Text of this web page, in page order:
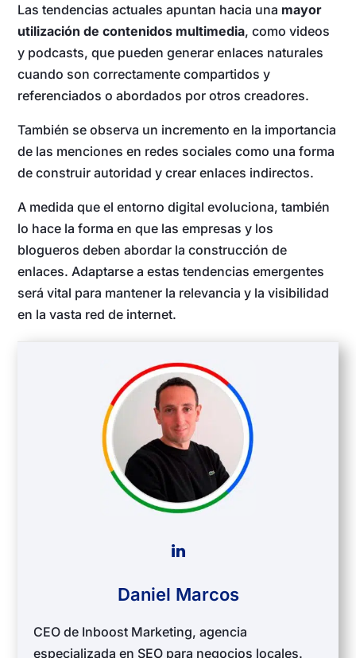
Las tendencias actuales apuntan hacia una mayor
utilización de contenidos multimedia, como videos
y podcasts, que pueden generar enlaces naturales
cuando son correctamente compartidos y
referenciados o abordados por otros creadores.
También se observa un incremento en la importancia
de las menciones en redes sociales como una forma
de construir autoridad y crear enlaces indirectos.
A medida que el entorno digital evoluciona, también
lo hace la forma en que las empresas y los
blogueros deben abordar la construcción de
enlaces. Adaptarse a estas tendencias emergentes
será vital para mantener la relevancia y la visibilidad
en la vasta red de internet.
Daniel Marcos
CEO de Inboost Marketing, agencia
especializada en SEO para negocios locales.